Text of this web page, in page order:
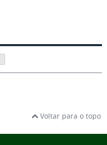
Voltar para o topo